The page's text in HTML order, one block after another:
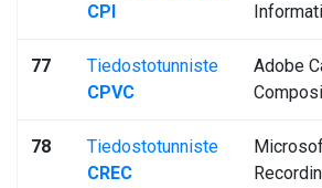
CPI
77
Tiedostotunniste
CPVC
Adobe
78
Tiedostotunniste
CREC